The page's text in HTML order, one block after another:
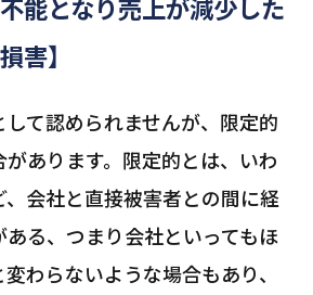
能となり売上が減少した
害】
して認められませんが、限定的
あります。限定的とは、いわ
、会社と直接被害者との間に経
る、つまり会社といってもほ
わらないような場合もあり、